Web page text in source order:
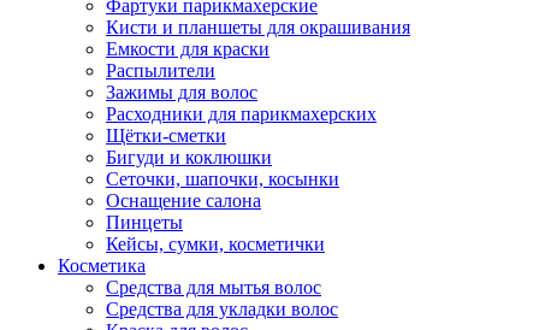
Фартуки парикмахерские
Кисти и планшеты для окрашивания
Емкости для краски
Распылители
Зажимы для волос
Расходники для парикмахерских
Щётки-сметки
Бигуди и коклюшки
Сеточки, шапочки, косынки
Оснащение салона
Пинцеты
Кейсы, сумки, косметички
Косметика
Средства для мытья волос
Средства для укладки волос